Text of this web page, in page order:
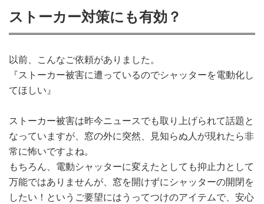
ストーカー対策にも有効？
以前、こんなご依頼がありました。
『ストーカー被害に遭っているのでシャッターを電動化し
てほしい』
ストーカー被害は昨今ニュースでも取り上げられて話題と
なっていますが、窓の外に突然、見知らぬ人が現れたら非
常に怖いですよね。
もちろん、電動シャッターに変えたとしても抑止力として
万能ではありませんが、窓を開けずにシャッターの開閉を
したい！というご要望にはうってつけのアイテムで、安心